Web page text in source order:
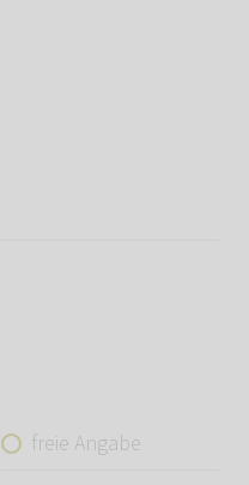
freie Angabe